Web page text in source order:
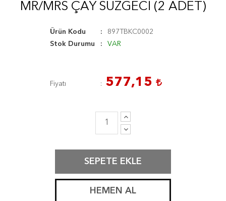
MR/MRS ÇAY SUZGECI (2 ADET)
Ürün Kodu
897TBKC0002
Stok Durumu
VAR
Fiyatı 577,15
SEPETE EKLE
HEMEN AL